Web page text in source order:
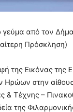
γεύμα από τον
Πρόσκληση)
της Εικόνας της
Ηρώων στην
& Τέχνης –
της